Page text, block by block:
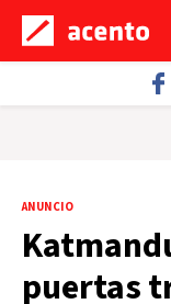
ANUNCIO
puertas